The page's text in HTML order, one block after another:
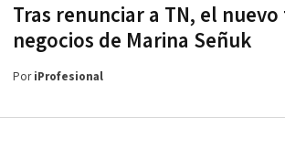
Tras renunciar a TN, el
negocios de Marina Señuk
PoriProfesional